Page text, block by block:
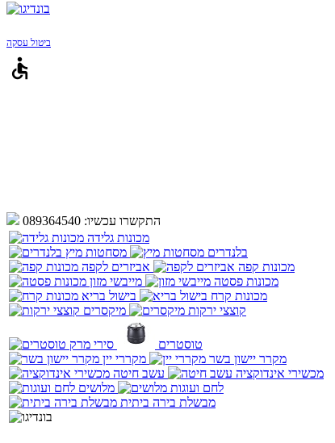
ביטול עסקה
accessible
התקשרו עכשיו: 089364540
מכונות גלידה
בלנדרים
מסחטות מיץ
מכונות קפה
אביזרים לקפה
מכונות פסטה
מייבשי מזון
מכונות קרח
בישול בריא
קוצצי ירקות
מיקסרים
טוסטרים
סירי מרק
מקרר יישון בשר
מקררי יין
מכשירי אינדוקציה
עשב חיטה
לחם ועוגות
מלושים
מבשלת בירה ביתית